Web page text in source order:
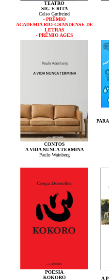
TEATRO
SIG E RITA
Celso Gutfreind
- PRÊMIO
ACADEMIA RIO-GRANDENSE DE
LETRAS
- PRÊMIO AGES
CONTOS
A VIDA NUNCA TERMINA
Paulo Wainberg
POESIA
KOKORO
A